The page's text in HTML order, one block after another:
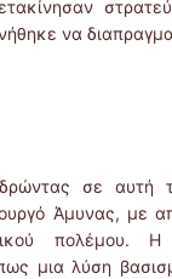
να
σε αυτή
Άμυνας, με
πολέμου. Η
μια λύση